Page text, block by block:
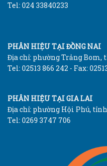
Tel: 024 33840233
PHÂN HIỆU TẠI ĐỒNG NAI
Địa chỉ: phường Trảng Bom,
Tel: 02513 866 242 - Fax:
PHÂN HIỆU TẠI GIA LAI
Địa chỉ: phường Hội Phú,
Tel: 0269 3747 706